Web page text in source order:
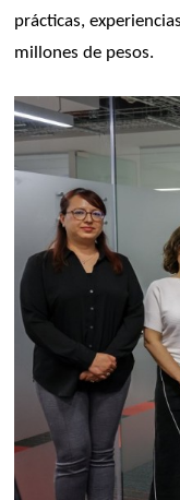
prácticas,
millones de pesos.